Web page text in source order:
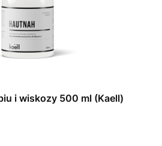
i wiskozy 500 ml (Kaell)